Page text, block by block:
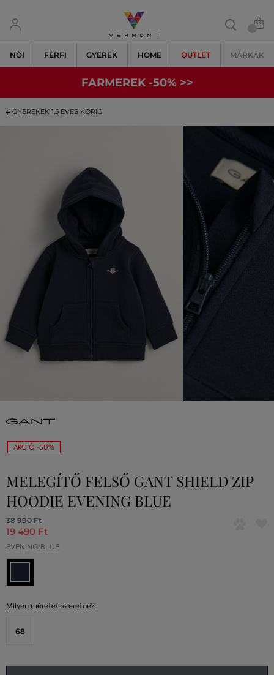
NŐI FÉRFI GYEREK HOME OUTLET MÁRKÁK
FARMEREK -50% >>
GYEREKEK 1,5 ÉVES KORIG
AKCIÓ -50%
MELEGÍTŐ FELSŐ GANT SHIELD ZIP
HOODIE EVENING BLUE
38 990 Ft
19 490 Ft
EVENING BLUE
Milyen méretet szeretne?
68